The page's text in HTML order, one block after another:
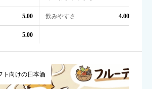
5.00 飲みやすさ 4.00
5.00
ト向けの日本酒